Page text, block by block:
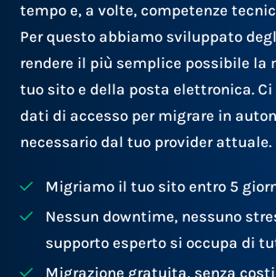
tempo e, a volte, competenze
Per questo abbiamo sviluppato
rendere il più semplice possibile la
tuo sito e della posta elettronica.
dati di accesso per migrare in
necessario dal tuo provider attuale.
Migriamo il tuo sito entro 5
Nessun downtime, nessuno
supporto esperto si occupa di
Migrazione gratuita, senza